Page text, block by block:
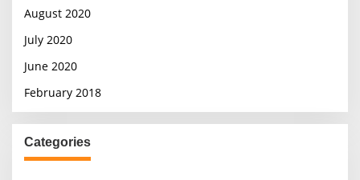
August 2020
July 2020
June 2020
February 2018
Categories